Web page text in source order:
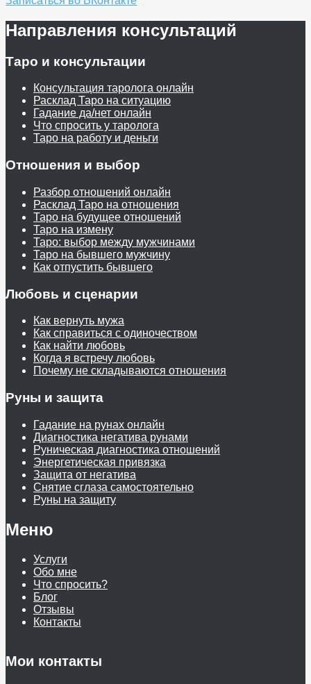
Направления консультаций
Таро и консультации
Консультация таролога онлайн
Расклад Таро на ситуацию
Гадание да/нет онлайн
Что спросить у таролога
Таро на работу и деньги
Отношения и выбор
Разбор отношений онлайн
Расклад Таро на отношения
Таро на будущее отношений
Таро на измену
Таро: выбор между мужчинами
Таро на бывшего мужчину
Как отпустить бывшего
Любовь и сценарии
Как вернуть мужа
Как справиться с одиночеством
Как найти любовь
Когда я встречу любовь
Почему не складываются отношения
Руны и защита
Гадание на рунах онлайн
Диагностика негатива рунами
Руническая диагностика отношений
Энергетическая привязка
Защита от негатива
Снятие сглаза самостоятельно
Руны на защиту
Меню
Услуги
Обо мне
Что спросить?
Блог
Отзывы
Контакты
Мои контакты